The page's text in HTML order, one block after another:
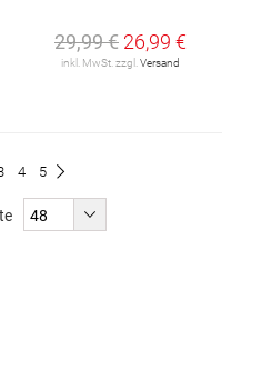
29,99 € 26,99 €
inkl. MwSt. zzgl. Versand
Seite
4 Seite
5